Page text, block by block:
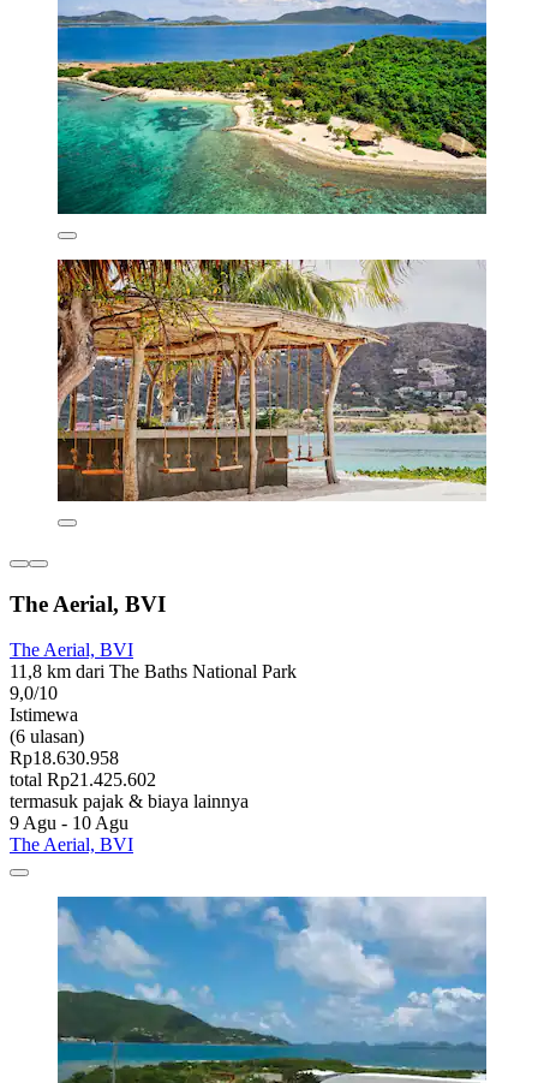
The Aerial, BVI
The Aerial, BVI
11,8 km dari The Baths National Park
9,0/10
Istimewa
(6 ulasan)
Rp18.630.958
total Rp21.425.602
termasuk pajak & biaya lainnya
9 Agu - 10 Agu
The Aerial, BVI